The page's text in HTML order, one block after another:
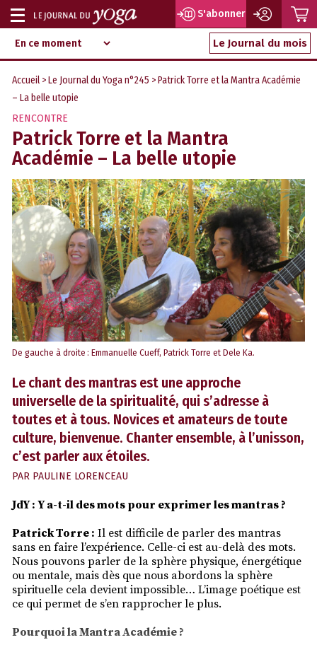
Aller
au
contenu
d‘information
indépendant
Afficher
ou
masquer
la
navigation
S'abonner
Le Journal du mois
Accueil >Le Journal du Yoga n°245 > Patrick Torre et la Mantra Académie
– La belle utopie
RENCONTRE
Patrick Torre et la Mantra
Académie – La belle utopie
De gauche à droite : Emmanuelle Cueff, Patrick Torre et Dele Ka.
Le chant des mantras est une approche
universelle de la spiritualité, qui s’adresse à
toutes et à tous. Novices et amateurs de toute
culture, bienvenue. Chanter ensemble, à l’unisson,
c’est parler aux étoiles.
PAR PAULINE LORENCEAU
JdY : Y a-t-il des mots pour exprimer les mantras ?
Patrick Torre : Il est difficile de parler des mantras
sans en faire l’expérience. Celle-ci est au-delà des mots.
Nous pouvons parler de la sphère physique, énergétique
ou mentale, mais dès que nous abordons la sphère
spirituelle cela devient impossible… L’image poétique est
ce qui permet de s’en rapprocher le plus.
Pourquoi la Mantra Académie ?